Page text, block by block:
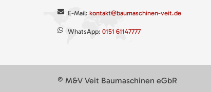
E-Mail: kontakt@baumaschinen-veit.de
WhatsApp: 0151 61147777
© M&V Veit Baumaschinen eGbR